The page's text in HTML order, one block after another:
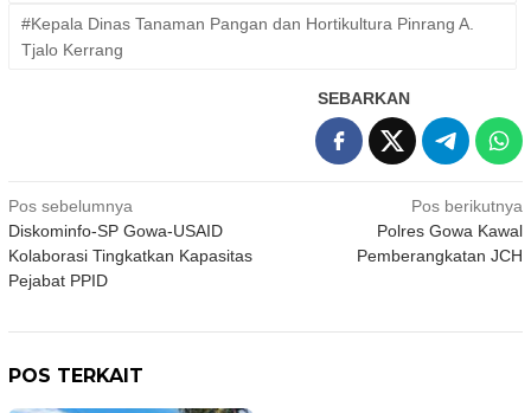
#Kepala Dinas Tanaman Pangan dan Hortikultura Pinrang A.
Tjalo Kerrang
SEBARKAN
Navigasi
pos
Pos sebelumnya
Diskominfo-SP Gowa-USAID
Kolaborasi Tingkatkan Kapasitas
Pejabat PPID
Pos berikutnya
Polres Gowa Kawal
Pemberangkatan JCH
POS TERKAIT